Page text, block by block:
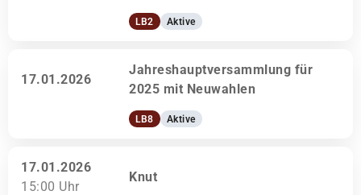
LB2 Aktive
17.01.2026
Jahreshauptversammlung für
2025 mit Neuwahlen
LB8 Aktive
17.01.2026
15:00 Uhr
Knut